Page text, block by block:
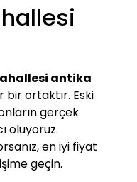
antika
bir ortaktır. Eski
gerçek
oluyoruz.
en iyi fiyat
geçin.